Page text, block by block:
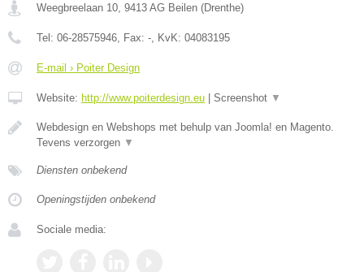
Weegbreelaan 10 9413 AG Beilen (Drenthe)
Tel: 06-28575946 , Fax: - , KvK: 04083195
E-mail › Poiter Design
Website: http://www.poiterdesign.eu | Screenshot ▼
Webdesign en Webshops met behulp van Joomla! en Magento.
Tevens verzorgen ▼
Diensten onbekend
Openingstijden onbekend
Sociale media: